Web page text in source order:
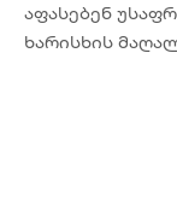
აფასებენ
ხარისხის